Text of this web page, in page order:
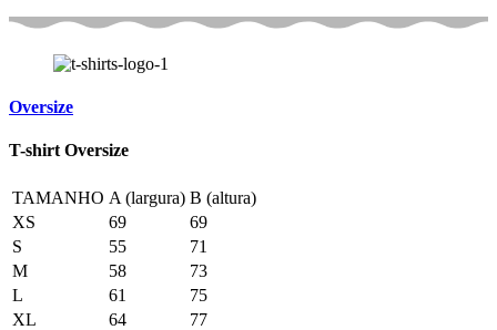
Oversize
T-shirt Oversize
TAMANHO A (largura) B (altura)
XS
69
69
S
55
71
M
58
73
L
61
75
XL
64
77